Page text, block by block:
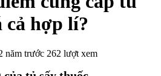
cả hợp lí?
năm trước 262 lượt xem